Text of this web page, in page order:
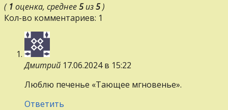
( 1 оценка, среднее5из5)
Кол-во комментариев: 1
Дмитрий 17.06.2024 в 15:22
Люблю пeчeньe «Tающее мгновенье».
Ответить